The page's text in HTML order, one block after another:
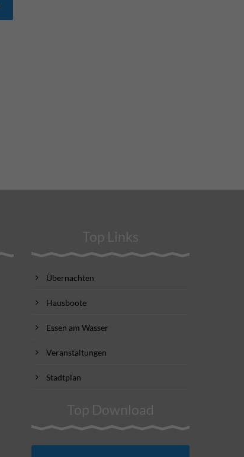
Top Links
Übernachten
Hausboote
Essen am Wasser
Veranstaltungen
Stadtplan
Top Download